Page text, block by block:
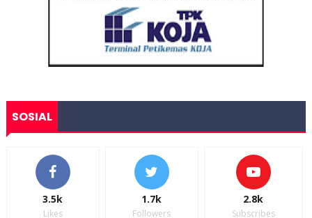
SOSIAL
3.5k
Likes
1.7k
Followers
2.8k
Subscribes